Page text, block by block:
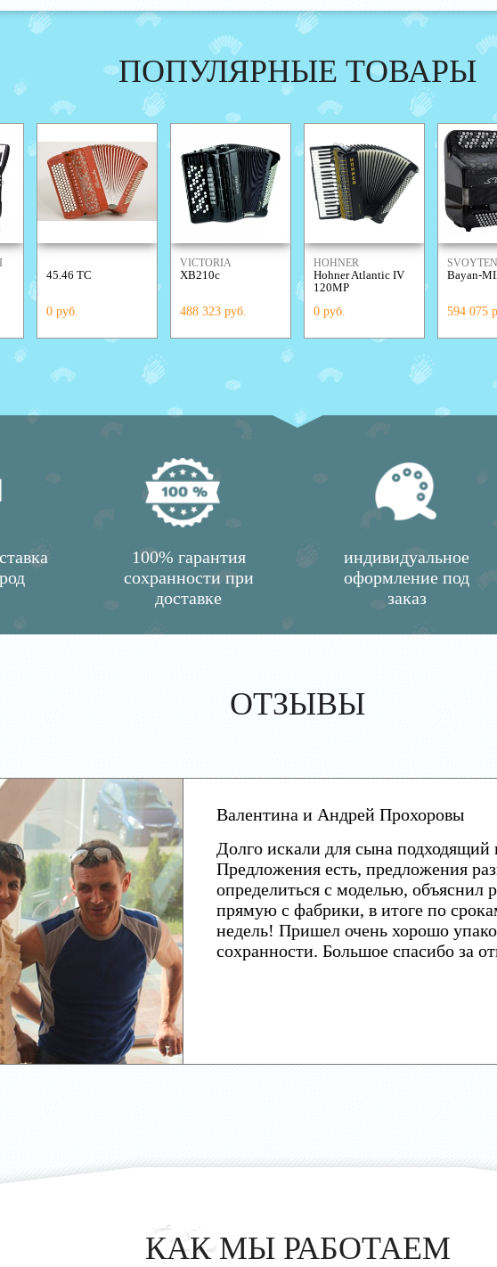
ПОПУЛЯРНЫЕ ТОВАРЫ
45.46 TC
0 руб.
VICTORIA
XB210c
488 323 руб.
HOHNER
Hohner Atlantic IV
120MP
0 руб.
Bayan-
594 075
100% гарантия
сохранности при
доставке
индивидуальное
оформление под
заказ
ОТЗЫВЫ
Валентина и Андрей Прохоровы
Долго искали для сына подходящий
Предложения есть, предложения
определиться с моделью, объяснил
прямую с фабрики, в итоге по
недель! Пришел очень хорошо
сохранности. Большое спасибо за
КАК МЫ РАБОТАЕМ